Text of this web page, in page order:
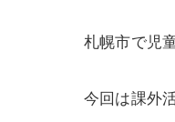
札幌市で児
今回は課外